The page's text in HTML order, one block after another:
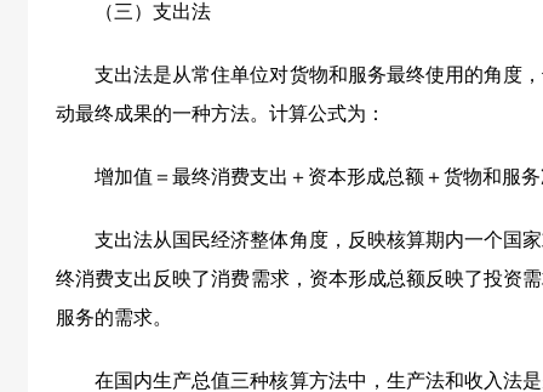
（三）支出法
支出法是从常住单位对货物和服务最终使用的角度
动最终成果的一种方法。计算公式为：
增加值＝最终消费支出＋资本形成总额＋货物和服
支出法从国民经济整体角度，反映核算期内一个国
终消费支出反映了消费需求，资本形成总额反映了投资
服务的需求。
在国内生产总值三种核算方法中，生产法和收入法